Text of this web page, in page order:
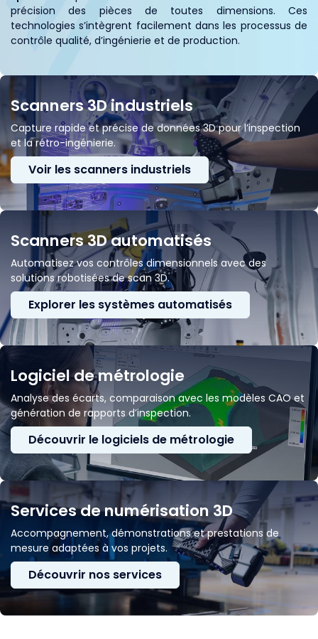
précision des pièces de toutes dimensions. Ces
technologies s’intègrent facilement dans les processus de
contrôle qualité, d’ingénierie et de production.
Scanners 3D industriels
Capture rapide et précise de données 3D pour l’inspection
et la rétro-ingénierie.
Voir les scanners industriels
Logiciel de métrologie
Analyse des écarts, comparaison avec les modèles CAO et
génération de rapports d’inspection.
Découvrir le logiciels de métrologie
Scanners 3D automatisés
Automatisez vos contrôles dimensionnels avec des
solutions robotisées de scan 3D.
Explorer les systèmes automatisés
Services de numérisation 3D
Accompagnement, démonstrations et prestations de
mesure adaptées à vos projets.
Découvrir nos services